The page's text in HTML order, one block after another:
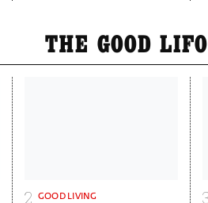
THE GOOD LIFO
GOOD LIVING